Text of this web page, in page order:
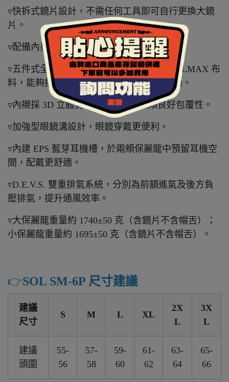
▿快拆式鏡片設計，不需任何工具即可自行更換大鏡
片。
▿配備內墨片，同樣採用抗 UV400 鏡片。
▿五件式全可拆內襯，採用奈米竹炭與 COOLMAX 布
料，能夠排除體表溼氣熱氣，保持涼爽乾燥。
▿內襯採 3D 立體剪裁設計，提供臉頰良好包覆性。
▿加強型眼鏡溝設計，眼鏡穿戴更便利。
▿內建 EPS 藍芽耳機槽，於兩頰保麗龍中預留耳機空
間，配戴更舒適。
▿D.E.V.S. 雙重排氣系統，分別為前額進氣及後方負
壓排氣，提升通風效率。
▿大保麗龍重量約 1740±50 克（含鏡片不含帽舌）；
小保麗龍重量約 1695±50 克（含鏡片不含帽舌）。
👉️SOL SM-6P 尺寸建議
建議
尺寸
S M L XL
2X
L
3X
L
建議
頭圍
55-
56
57-
58
59-
60
61-
62
63-
64
65-
66